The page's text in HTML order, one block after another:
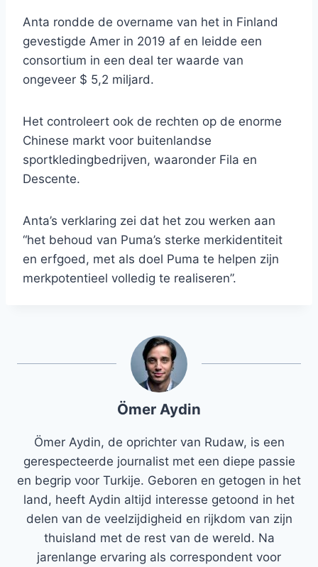
Anta rondde de overname van het in Finland
gevestigde Amer in 2019 af en leidde een
consortium in een deal ter waarde van
ongeveer $ 5,2 miljard.
Het controleert ook de rechten op de enorme
Chinese markt voor buitenlandse
sportkledingbedrijven, waaronder Fila en
Descente.
Anta’s verklaring zei dat het zou werken aan
“het behoud van Puma’s sterke merkidentiteit
en erfgoed, met als doel Puma te helpen zijn
merkpotentieel volledig te realiseren”.
Ömer Aydin
Ömer Aydin, de oprichter van Rudaw, is een
gerespecteerde journalist met een diepe passie
en begrip voor Turkije. Geboren en getogen in het
land, heeft Aydin altijd interesse getoond in het
delen van de veelzijdigheid en rijkdom van zijn
thuisland met de rest van de wereld. Na
jarenlange ervaring als correspondent voor